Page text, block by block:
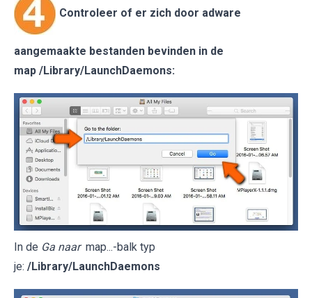
Controleer of er zich door adware
aangemaakte bestanden bevinden in de
map /Library/LaunchDaemons:
In de Ga naar map...-balk typ
je: /Library/LaunchDaemons